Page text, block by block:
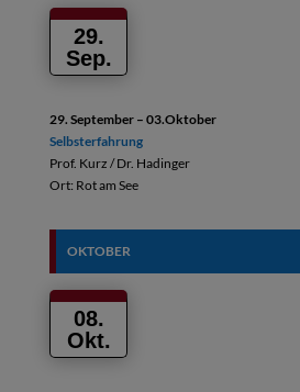
29.
Sep.
29. September – 03.Oktober
Selbsterfahrung
Prof. Kurz / Dr. Hadinger
Ort: Rot am See
OKTOBER
08.
Okt.